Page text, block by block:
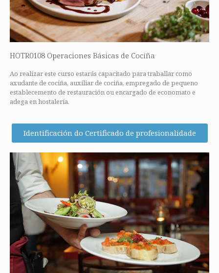
HOTR0108 Operaciones Básicas de Cociña
Ao realizar este curso estarás capacitado para traballar como
axudante de cociña, auxiliar de cociña, empregado de pequeno
establecemento de restauración ou encargado de economato e
adega en hostalería.
Identificación do Certificado de profesionalidade